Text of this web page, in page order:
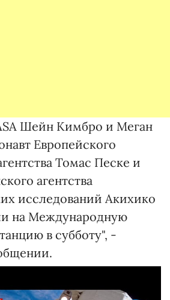
Шейн Кимбро и Меган
Европейского
Томас Песке и
агентства
исследований Акихико
на Международную
в субботу", -